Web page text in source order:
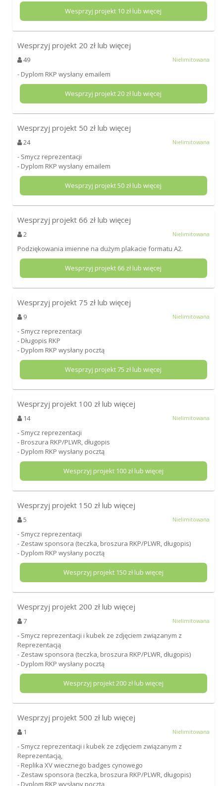
Wesprzyj projekt 10 zł lub więcej
Wesprzyj projekt 20 zł lub więcej
49 Nielimitowana
- Dyplom RKP wysłany emailem
Wesprzyj projekt20 zł lub więcej
Wesprzyj projekt 50 zł lub więcej
24 Nielimitowana
- Smycz reprezentacji
- Dyplom RKP wysłany emailem
Wesprzyj projekt50 zł lub więcej
Wesprzyj projekt 66 zł lub więcej
2 Nielimitowana
Podziękowania imienne na dużym plakacie formatu A2.
Wesprzyj projekt 66 zł lub więcej
Wesprzyj projekt 75 zł lub więcej
9 Nielimitowana
- Smycz reprezentacji
- Długopis RKP
- Dyplom RKP wysłany pocztą
Wesprzyj projekt75 zł lub więcej
Wesprzyj projekt 100 zł lub więcej
14 Nielimitowana
- Smycz reprezentacji
- Broszura RKP/PLWR, długopis
- Dyplom RKP wysłany pocztą
Wesprzyj projekt 100zł lub więcej
Wesprzyj projekt 150 zł lub więcej
5 Nielimitowana
- Smycz reprezentacji
- Zestaw sponsora (teczka, broszura RKP/PLWR, długopis)
- Dyplom RKP wysłany pocztą
Wesprzyj projekt 150zł lub więcej
Wesprzyj projekt 200 zł lub więcej
7 Nielimitowana
- Smycz reprezentacji i kubek ze zdjęciem związanym z
Reprezentacją
- Zestaw sponsora (teczka, broszura RKP/PLWR, długopis)
- Dyplom RKP wysłany pocztą
Wesprzyj projekt200zł lub więcej
Wesprzyj projekt 500 zł lub więcej
1 Nielimitowana
- Smycz reprezentacji i kubek ze zdjęciem związanym z
Reprezentacją,
- Replika XV wiecznego badges cynowego
- Zestaw sponsora (teczka, broszura RKP/PLWR, długopis)